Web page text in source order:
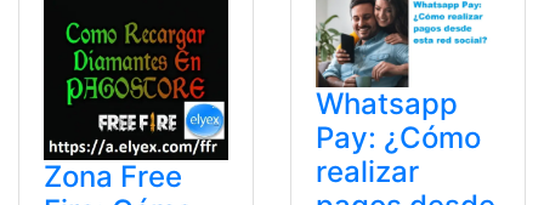
Zona Free
Whatsapp
Pay: ¿Cómo
realizar